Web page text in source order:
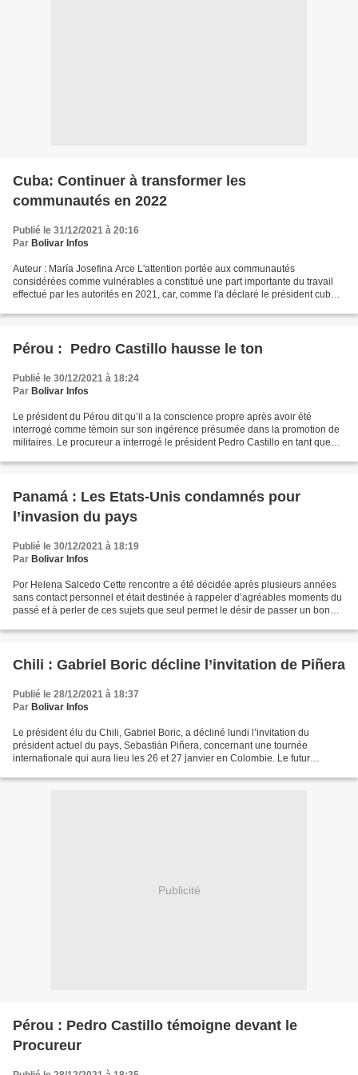
Cuba: Continuer à transformer les
communautés en 2022
Publié le 31/12/2021 à 20:16
Par Bolivar Infos
Auteur : María Josefina Arce L'attention portée aux communautés
considérées comme vulnérables a constitué une part importante du travail
effectué par les autorités en 2021, car, comme l'a déclaré le président cubain
Pérou : Pedro Castillo hausse le ton
Publié le 30/12/2021 à 18:24
Par Bolivar Infos
Le président du Pérou dit qu’il a la conscience propre après avoir été
interrogé comme témoin sur son ingérence présumée dans la promotion de
militaires. Le procureur a interrogé le président Pedro Castillo en tant que
Panamá : Les Etats-Unis condamnés pour
l’invasion du pays
Publié le 30/12/2021 à 18:19
Par Bolivar Infos
Por Helena Salcedo Cette rencontre a été décidée après plusieurs années
sans contact personnel et était destinée à rappeler d’agréables moments du
passé et à perler de ces sujets que seul permet le désir de passer un bon
Chili : Gabriel Boric décline l’invitation de Piñera
Publié le 28/12/2021 à 18:37
Par Bolivar Infos
Le président élu du Chili, Gabriel Boric, a décliné lundi l’invitation du
président actuel du pays, Sebastián Piñera, concernant une tournée
internationale qui aura lieu les 26 et 27 janvier en Colombie. Le futur
Publicité
Pérou : Pedro Castillo témoigne devant le
Procureur